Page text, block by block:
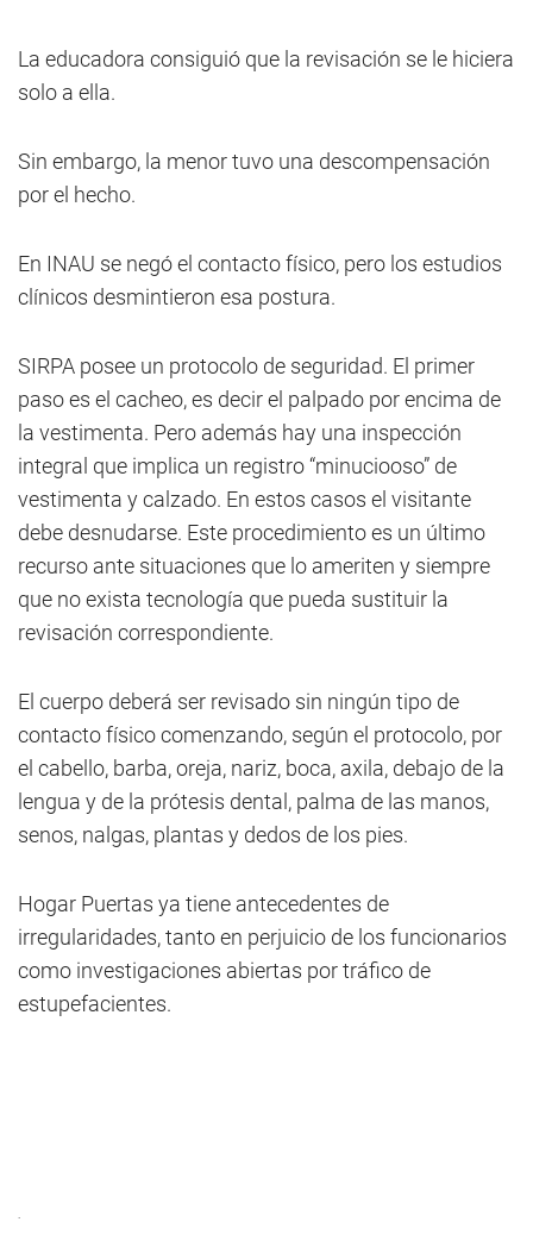
La educadora consiguió que la revisación se le hiciera
solo a ella.
Sin embargo, la menor tuvo una descompensación
por el hecho.
En INAU se negó el contacto físico, pero los estudios
clínicos desmintieron esa postura.
SIRPA posee un protocolo de seguridad. El primer
paso es el cacheo, es decir el palpado por encima de
la vestimenta. Pero además hay una inspección
integral que implica un registro “minuciooso” de
vestimenta y calzado. En estos casos el visitante
debe desnudarse. Este procedimiento es un último
recurso ante situaciones que lo ameriten y siempre
que no exista tecnología que pueda sustituir la
revisación correspondiente.
El cuerpo deberá ser revisado sin ningún tipo de
contacto físico comenzando, según el protocolo, por
el cabello, barba, oreja, nariz, boca, axila, debajo de la
lengua y de la prótesis dental, palma de las manos,
senos, nalgas, plantas y dedos de los pies.
Hogar Puertas ya tiene antecedentes de
irregularidades, tanto en perjuicio de los funcionarios
como investigaciones abiertas por tráfico de
estupefacientes.